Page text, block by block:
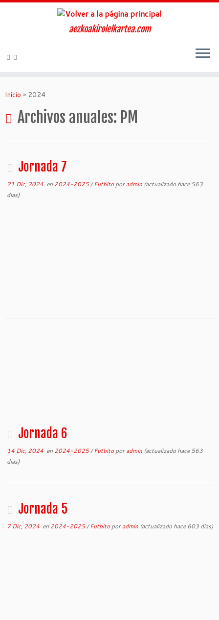
aezkoakirolelkartea.com
Inicio » 2024
Archivos anuales: PM
Jornada 7
21 Dic, 2024 en 2024-2025/Futbitoporadmin (actualizado hace 563
dias)
Jornada 6
14 Dic, 2024 en 2024-2025/Futbitoporadmin (actualizado hace 563
dias)
Jornada 5
7 Dic, 2024 en 2024-2025/Futbitoporadmin (actualizado hace 603 dias)